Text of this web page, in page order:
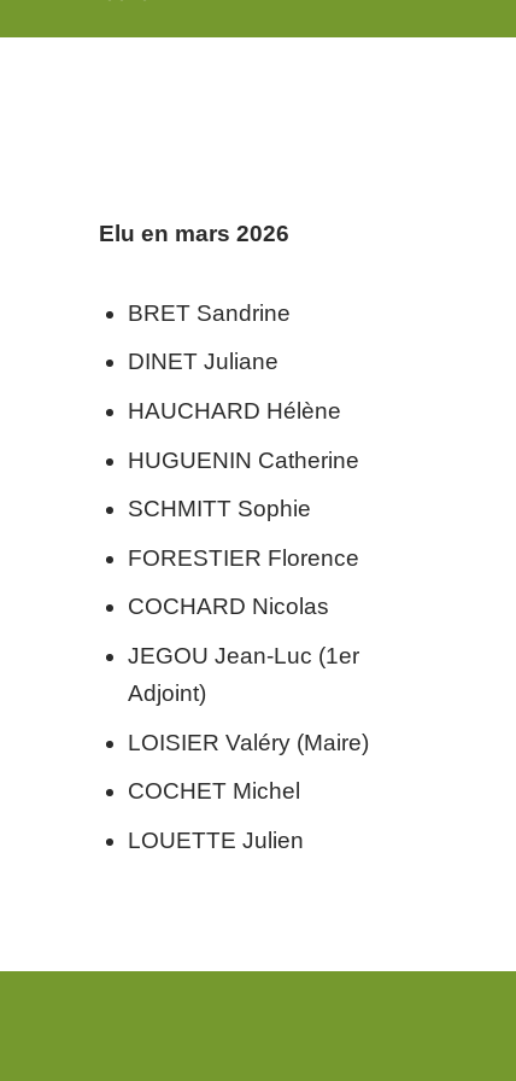
Elu en mars 2026
BRET Sandrine
DINET Juliane
HAUCHARD Hélène
HUGUENIN Catherine
SCHMITT Sophie
FORESTIER Florence
COCHARD Nicolas
JEGOU Jean-Luc (1er
Adjoint)
LOISIER Valéry (Maire)
COCHET Michel
LOUETTE Julien